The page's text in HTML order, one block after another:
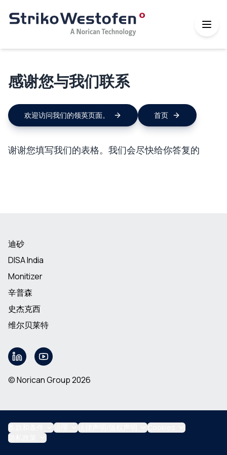
感谢您与我们联系
欢迎访问我们的领英页面。 首页
谢谢您填写我们的表格。我们会尽快给你答复的
迪砂
DISA India
Monitizer
辛普森
史杰克西
维尔贝莱特
© Norican Group 2026
条款和条件 治理 法律声明/版权声明
Cookies
隐私政策